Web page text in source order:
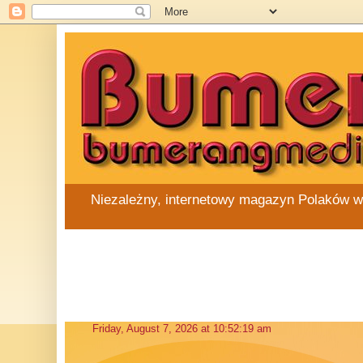
Niezależny, internetowy magazyn Polaków